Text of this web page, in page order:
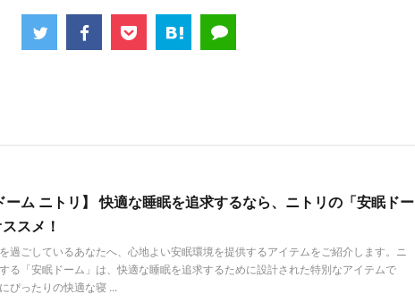
ーム ニトリ】 快適な睡眠を追求するなら、ニトリの「安眠ドー
スメ！
過ごしているあなたへ、心地よい安眠環境を提供するアイテムをご紹介します。ニ
る「安眠ドーム」は、快適な睡眠を追求するために設計された特別なアイテムで
ぴったりの快適な寝 ...